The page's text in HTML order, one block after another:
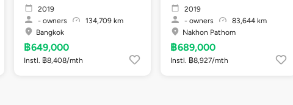
2019
- owners
134,709 km
Bangkok
฿649,000
Instl. ฿8,408/mth
2019
- owners
83,644 km
Nakhon Pathom
฿689,000
Instl. ฿8,927/mth